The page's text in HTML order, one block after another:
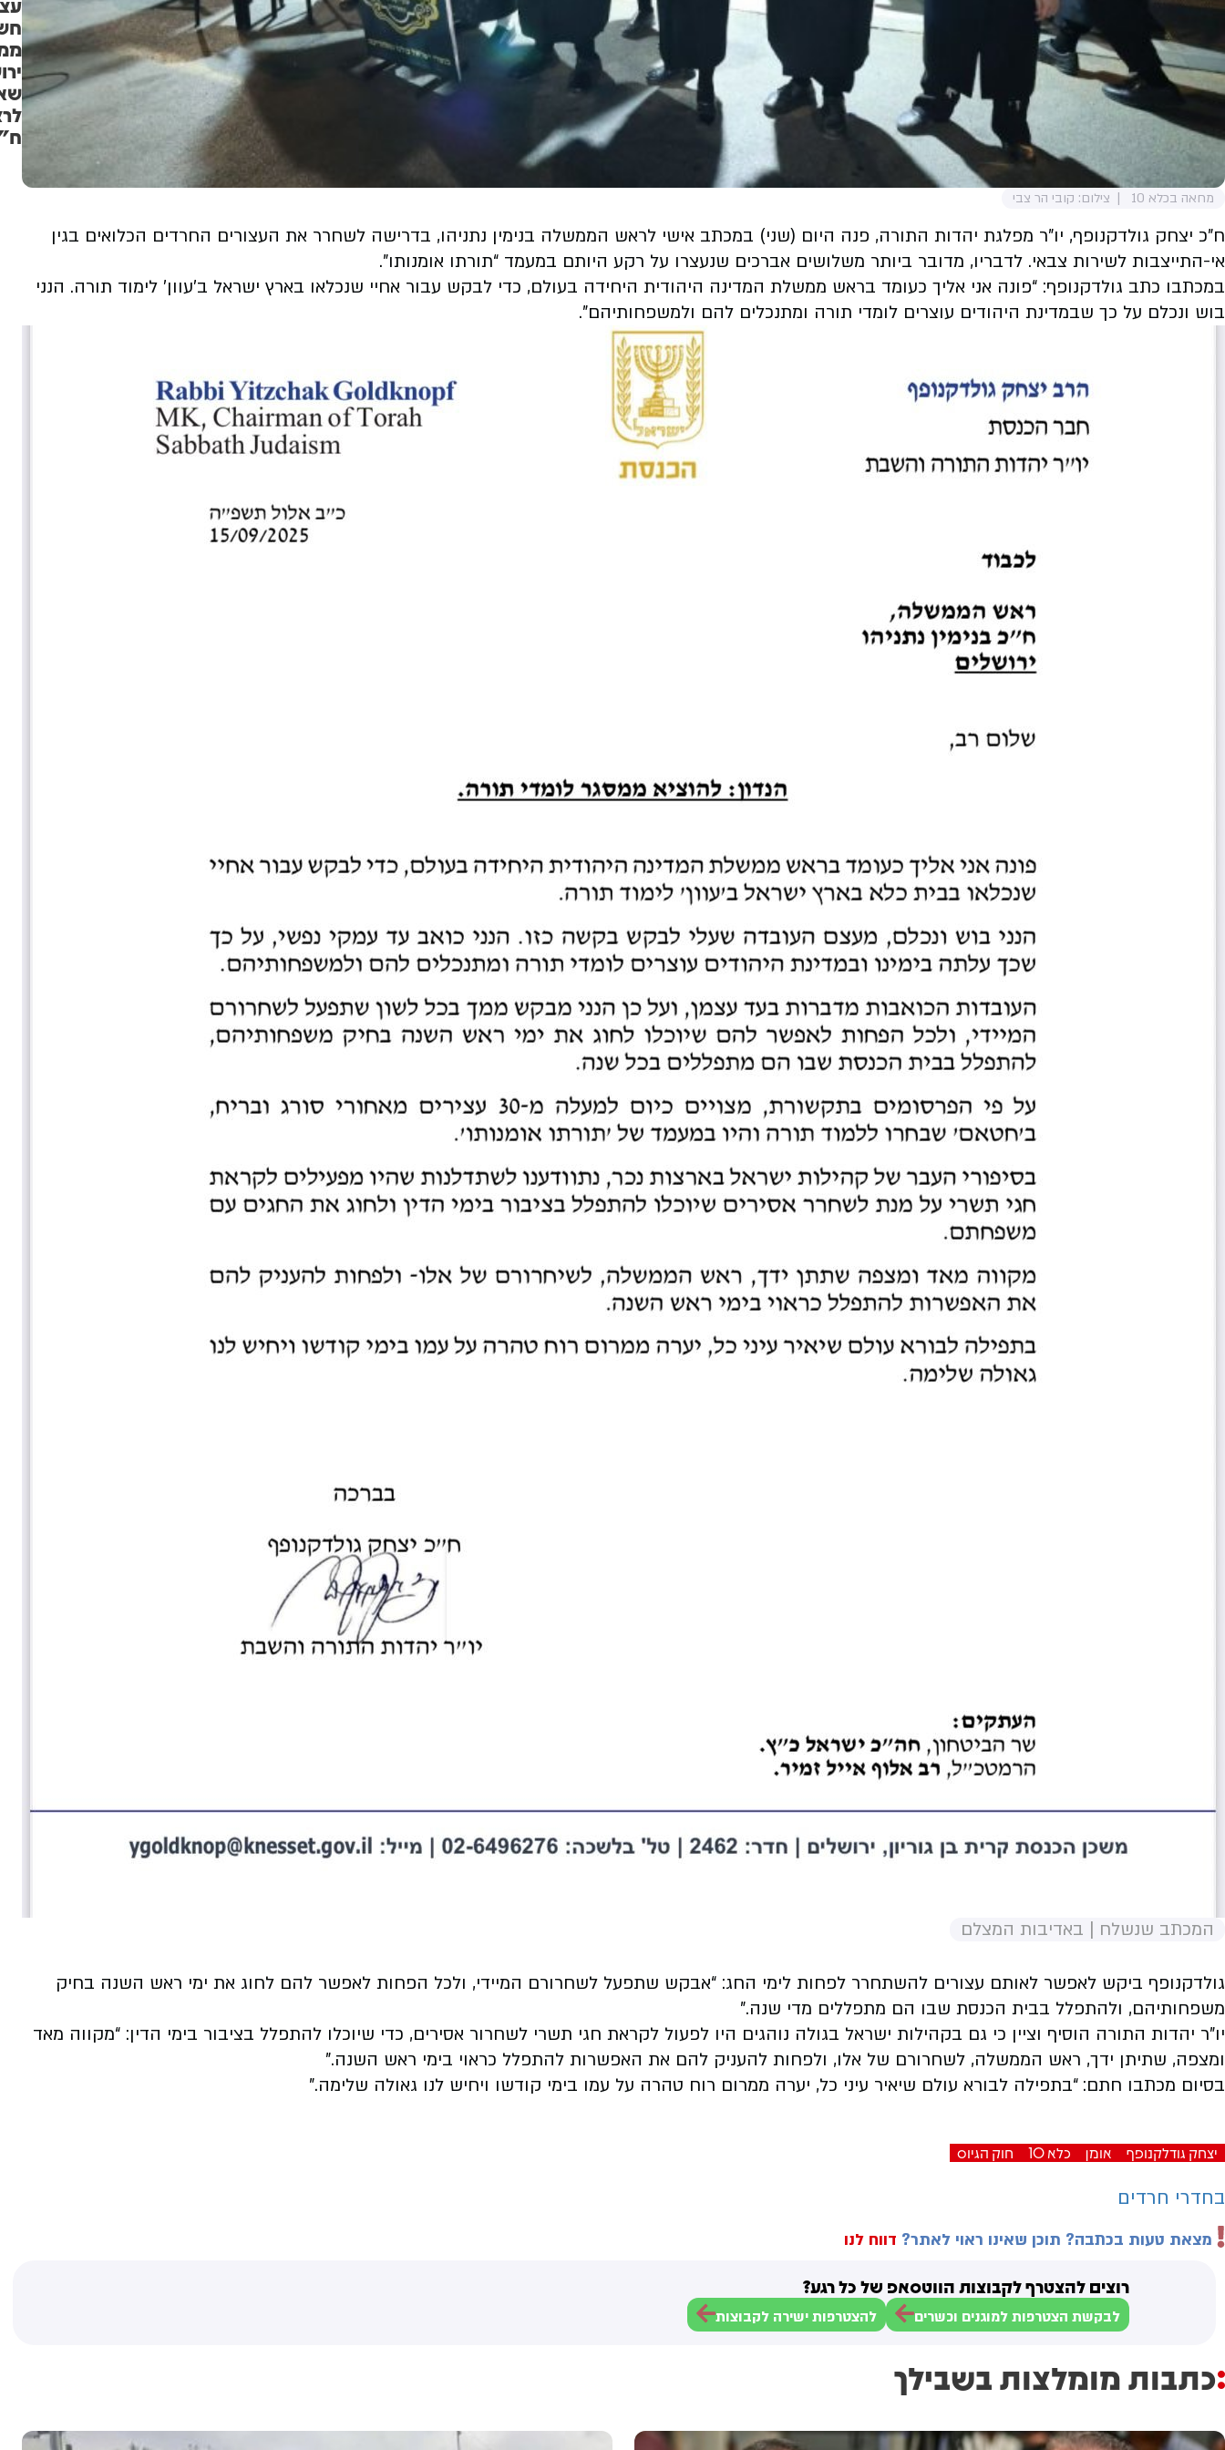
מחאה בכלא 10 צילום: קובי הר צבי
ח”כ יצחק גולדקנופף, יו”ר מפלגת יהדות התורה, פנה היום (שני) במכתב אישי לראש הממשלה בנימין נתניהו, בדרישה לשחרר את העצורים החרדים הכלואים בגין
אי-התייצבות לשירות צבאי. לדבריו, מדובר ביותר משלושים אברכים שנעצרו על רקע היותם במעמד “תורתו אומנותו”.
במכתבו כתב גולדקנופף: “פונה אני אליך כעומד בראש ממשלת המדינה היהודית היחידה בעולם, כדי לבקש עבור אחיי שנכלאו בארץ ישראל ב’עוון’ לימוד תורה. הנני
בוש ונכלם על כך שבמדינת היהודים עוצרים לומדי תורה ומתנכלים להם ולמשפחותיהם".
המכתב שנשלח | באדיבות המצלם
גולדקנופף ביקש לאפשר לאותם עצורים להשתחרר לפחות לימי החג: “אבקש שתפעל לשחרורם המיידי, ולכל הפחות לאפשר להם לחוג את ימי ראש השנה בחיק
משפחותיהם, ולהתפלל בבית הכנסת שבו הם מתפללים מדי שנה.”
יו”ר יהדות התורה הוסיף וציין כי גם בקהילות ישראל בגולה נוהגים היו לפעול לקראת חגי תשרי לשחרור אסירים, כדי שיוכלו להתפלל בציבור בימי הדין: “מקווה מאד
ומצפה, שתיתן ידך, ראש הממשלה, לשחרורם של אלו, ולפחות להעניק להם את האפשרות להתפלל כראוי בימי ראש השנה.”
בסיום מכתבו חתם: “בתפילה לבורא עולם שיאיר עיני כל, יערה ממרום רוח טהרה על עמו בימי קודשו ויחיש לנו גאולה שלימה.”
יצחק גודלקנופף אומן כלא 10 חוק הגיוס
בחדרי חרדים
מצאת טעות בכתבה? תוכן שאינו ראוי לאתר? דווח לנו
רוצים להצטרף לקבוצות הווטסאפ של כל רגע?
לבקשת הצטרפות למוגנים וכשרים להצטרפות ישירה לקבוצות
כתבות מומלצות בשבילך